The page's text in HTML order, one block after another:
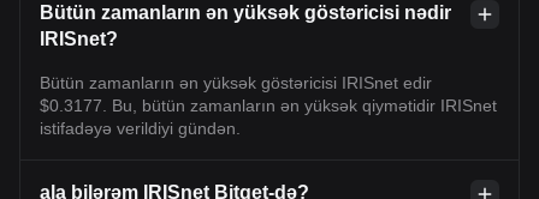
Bütün zamanların ən yüksək göstəricisi nədir
IRISnet?
Bütün zamanların ən yüksək göstəricisi IRISnet edir
$0.3177. Bu, bütün zamanların ən yüksək qiymətidir IRISnet
istifadəyə verildiyi gündən.
ala bilərəm IRISnet Bitget-də?